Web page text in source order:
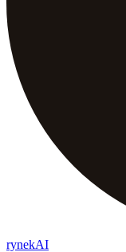
rynekAI